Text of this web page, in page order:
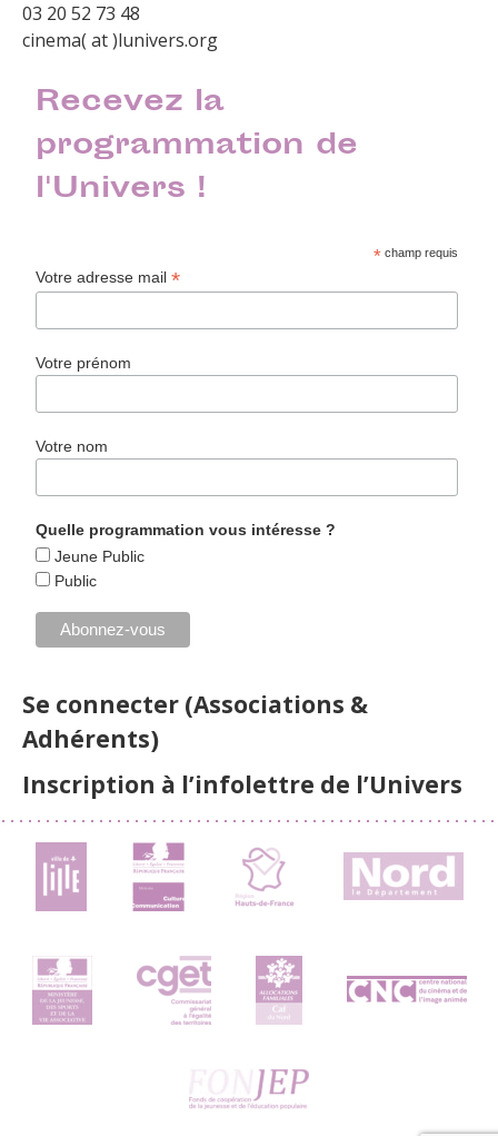
03 20 52 73 48
cinema( at )lunivers.org
Recevez la
programmation de
l'Univers !
* champ requis
Votre adresse mail*
Votre prénom
Votre nom
Quelle programmation vous intéresse ?
Jeune Public
Public
Se connecter (Associations &
Adhérents)
Inscription à l’infolettre de l’Univers